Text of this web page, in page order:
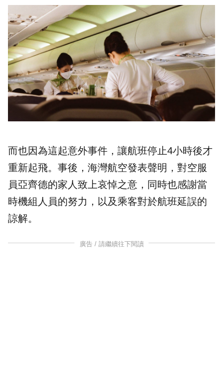
而也因為這起意外事件，讓航班停止4小時後才
重新起飛。事後，海灣航空發表聲明，對空服
員亞齊德的家人致上哀悼之意，同時也感謝當
時機組人員的努力，以及乘客對於航班延誤的
諒解。
廣告 / 請繼續往下閱讀